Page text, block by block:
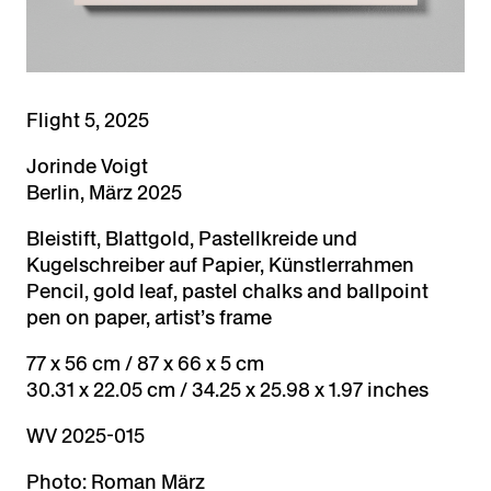
Flight 5, 2025
Jorinde Voigt
Berlin, März 2025
Bleistift, Blattgold, Pastellkreide und
Kugelschreiber auf Papier, Künstlerrahmen
Pencil, gold leaf, pastel chalks and ballpoint
pen on paper, artist’s frame
77 x 56 cm / 87 x 66 x 5 cm
30.31 x 22.05 cm / 34.25 x 25.98 x 1.97 inches
WV 2025-015
Photo: Roman März